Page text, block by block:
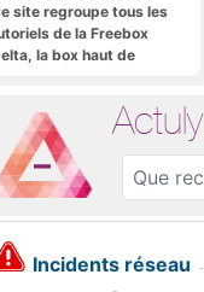
site regroupe tous les
de la Freebox
la box haut de
Actuly
Incidents réseau